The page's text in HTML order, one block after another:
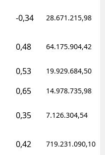
-0,34 28.671.215,98
0,48 64.175.904,42
0,53 19.929.684,50
0,65 14.978.735,98
0,35 7.126.304,54
0,42 719.231.090,10